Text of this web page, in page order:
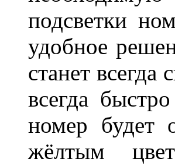
подсветки
удобное
станет всегда
всегда
номер будет
жёлтым